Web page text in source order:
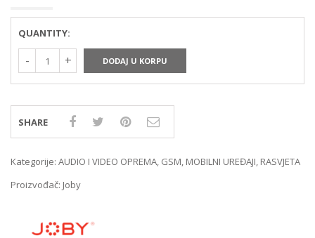
QUANTITY:
DODAJ U KORPU
SHARE
Kategorije: AUDIO I VIDEO OPREMA, GSM, MOBILNI UREĐAJI, RASVJETA
Proizvođač: Joby